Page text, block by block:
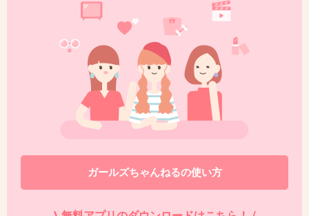
2013/10/16(水) 13:58:52
てっちゃんといいなつみちゃんといい・・・
48. 匿名2013/10/16(水) 13:58:56
実際は幸せな家庭には見えないｗ
+52
ガールズちゃんねるの使い方